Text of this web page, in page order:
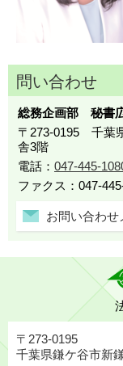
問い合わせ
総務企画部 秘書
〒273-0195 千葉
舎3階
電話： 047-445-
ファクス：047-
お問い合わせ
〒273-0195
千葉県鎌ケ谷市新